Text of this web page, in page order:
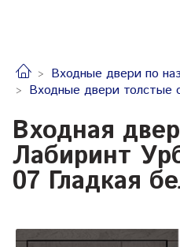
Входные двери по
Входные двери толстые
Входная
Лабиринт
07 Гладкая